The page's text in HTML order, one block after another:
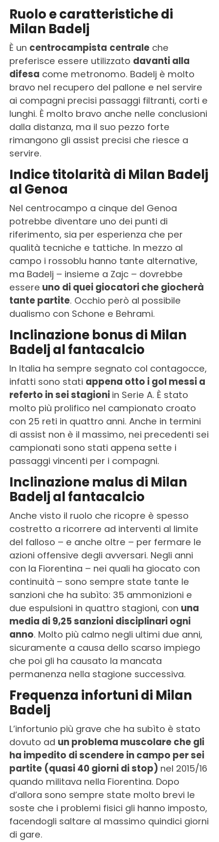
Ruolo e caratteristiche di
Milan Badelj
È un centrocampista centraleche
preferisce essere utilizzato davanti alla
difesa come metronomo. Badelj è molto
bravo nel recupero del pallone e nel servire
ai compagni precisi passaggi filtranti, corti e
lunghi. È molto bravo anche nelle conclusioni
dalla distanza, ma il suo pezzo forte
rimangono gli assist precisi che riesce a
servire.
Indice titolarità di Milan Badelj
al Genoa
Nel centrocampo a cinque del Genoa
potrebbe diventare uno dei punti di
riferimento, sia per esperienza che per
qualità tecniche e tattiche. In mezzo al
campo i rossoblu hanno tante alternative,
ma Badelj – insieme a Zajc – dovrebbe
essere uno di quei giocatori che giocherà
tante partite. Occhio però al possibile
dualismo con Schone e Behrami.
Inclinazione bonus di Milan
Badelj al fantacalcio
In Italia ha sempre segnato col contagocce,
infatti sono stati appena otto i gol messi a
referto in sei stagioni in Serie A. È stato
molto più prolifico nel campionato croato
con 25 reti in quattro anni. Anche in termini
di assist non è il massimo, nei precedenti sei
campionati sono stati appena sette i
passaggi vincenti per i compagni.
Inclinazione malus di Milan
Badelj al fantacalcio
Anche visto il ruolo che ricopre è spesso
costretto a ricorrere ad interventi al limite
del falloso – e anche oltre – per fermare le
azioni offensive degli avversari. Negli anni
con la Fiorentina – nei quali ha giocato con
continuità – sono sempre state tante le
sanzioni che ha subìto: 35 ammonizioni e
due espulsioni in quattro stagioni, con una
media di 9,25 sanzioni disciplinari ogni
anno. Molto più calmo negli ultimi due anni,
sicuramente a causa dello scarso impiego
che poi gli ha causato la mancata
permanenza nella stagione successiva.
Frequenza infortuni di Milan
Badelj
L’infortunio più grave che ha subìto è stato
dovuto ad un problema muscolare che gli
ha impedito di scendere in campo per sei
partite (quasi 40 giorni di stop) nel 2015/16
quando militava nella Fiorentina. Dopo
d’allora sono sempre state molto brevi le
soste che i problemi fisici gli hanno imposto,
facendogli saltare al massimo quindici giorni
di gare.